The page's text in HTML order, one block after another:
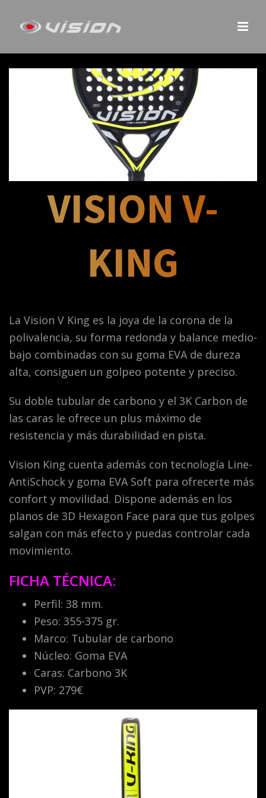
VISION V-
KING
La Vision V King es la joya de la corona de la
polivalencia, su forma redonda y balance medio-
bajo combinadas con su goma EVA de dureza
alta, consiguen un golpeo potente y preciso.
Su doble tubular de carbono y el 3K Carbon de
las caras le ofrece un plus máximo de
resistencia y más durabilidad en pista.
Vision King cuenta además con tecnología Line-
AntiSchock y goma EVA Soft para ofrecerte más
confort y movilidad. Dispone además en los
planos de 3D Hexagon Face para que tus golpes
salgan con más efecto y puedas controlar cada
movimiento.
FICHA TÉCNICA:
Perfil: 38 mm.
Peso: 355-375 gr.
Marco: Tubular de carbono
Núcleo: Goma EVA
Caras: Carbono 3K
PVP: 279€